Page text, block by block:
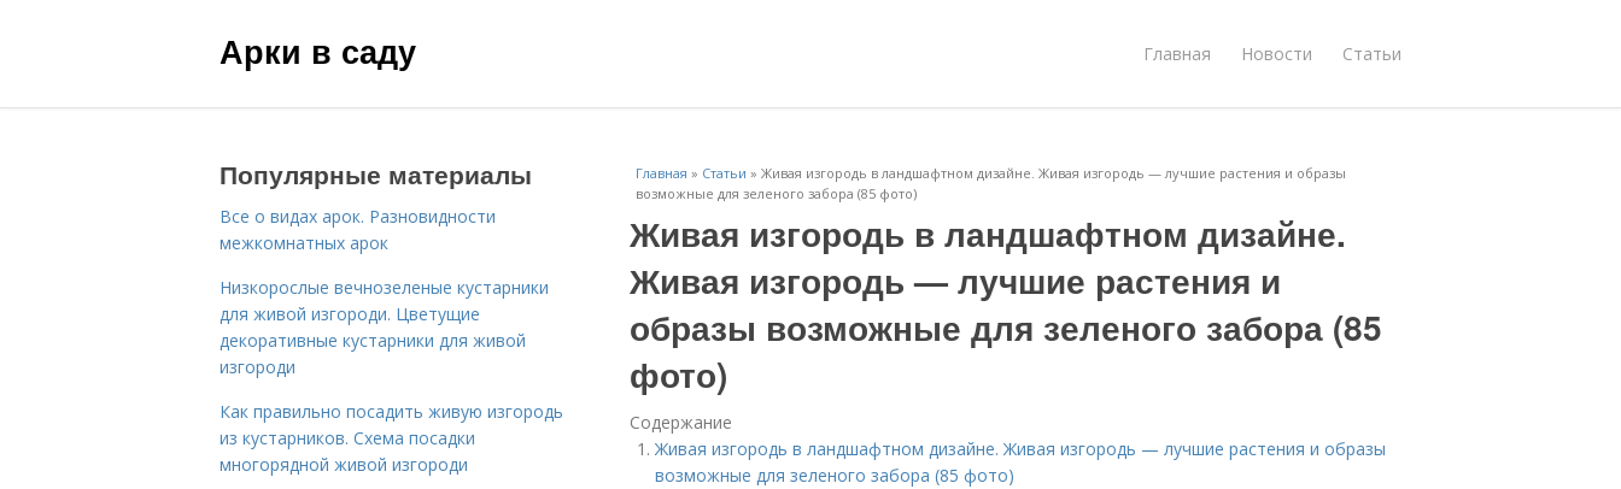
Арки в саду Главная Новости Статьи
Главная » Статьи » Живая изгородь в ландшафтном дизайне. Живая изгородь — лучшие растения и образы
возможные для зеленого забора (85 фото)
Живая изгородь в ландшафтном дизайне.
Живая изгородь — лучшие растения и
образы возможные для зеленого забора (85
фото)
Содержание
Живая изгородь в ландшафтном дизайне. Живая изгородь — лучшие растения и образы
возможные для зеленого забора (85 фото)
Популярные материалы
Все о видах арок. Разновидности
межкомнатных арок
Низкорослые вечнозеленые кустарники
для живой изгороди. Цветущие
декоративные кустарники для живой
изгороди
Как правильно посадить живую изгородь
из кустарников. Схема посадки
многорядной живой изгороди